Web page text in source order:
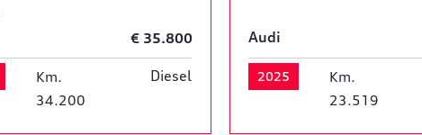
€ 35.800
Km.
34.200
Diesel
Audi
2025
Km.
23.519